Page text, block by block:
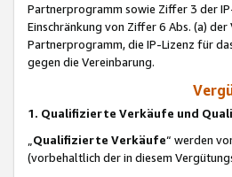
Partnerprogramm sowie Ziffer 3 der
Einschränkung von Ziffer 6 Abs. (a)
Partnerprogramm, die IP-Lizenz für
gegen die Vereinbarung.
1. Qualifizierte Verkäufe und
Qualifizierte Verkäufe“ werden
(vorbehaltlich der in diesem